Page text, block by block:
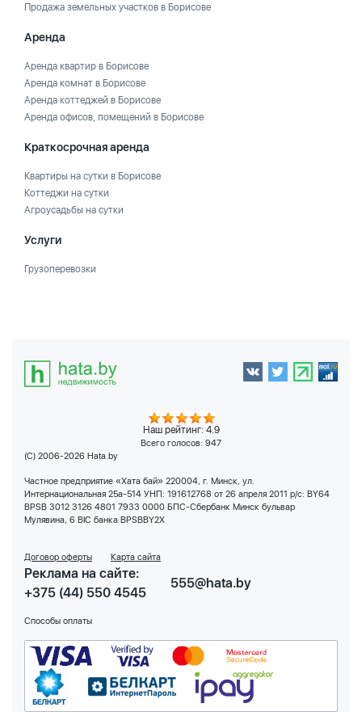
Продажа земельных участков в Борисове
Аренда
Аренда квартир в Борисове
Аренда комнат в Борисове
Аренда коттеджей в Борисове
Аренда офисов, помещений в Борисове
Краткосрочная аренда
Квартиры на сутки в Борисове
Коттеджи на сутки
Агроусадьбы на сутки
Услуги
Грузоперевозки
Наш рейтинг: 4.9
Всего голосов: 947
(C) 2006-2026 Hata.by
Частное предприятие «Хата бай» 220004, г. Минск, ул.
Интернациональная 25а-514 УНП: 191612768 от 26 апреля 2011 р/с: BY64
BPSB 3012 3126 4801 7933 0000 БПС-Сбербанк Минск бульвар
Мулявина, 6 BIC банка BPSBBY2X
Договор оферты Карта сайта
Реклама на сайте:
+375 (44) 550 4545
555@hata.by
Способы оплаты